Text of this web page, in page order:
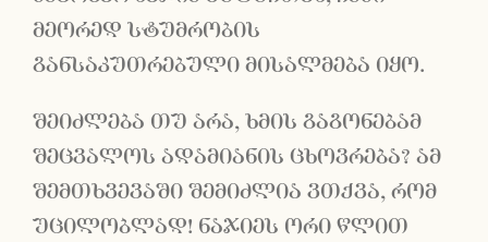
მეორედ სტუმრობის
განსაკუთრებული მისალმება იყო.
შეიძლება თუ არა, ხმის გაგონებამ
შეცვალოს ადამიანის ცხოვრება? ამ
შემთხვევაში შემიძლია ვთქვა, რომ
უცილობლად! ნაჯიეს ორი წლით